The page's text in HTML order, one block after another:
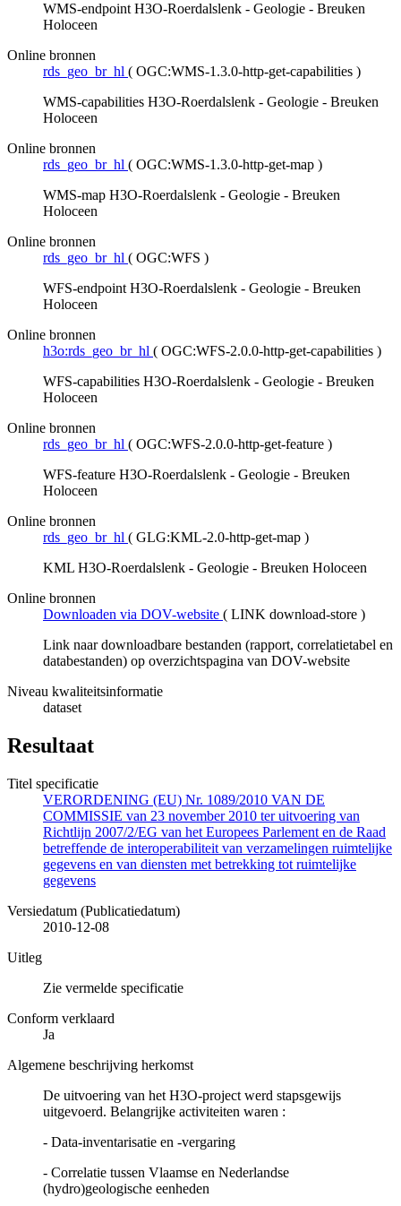
WMS-endpoint H3O-Roerdalslenk - Geologie - Breuken
Holoceen
Online bronnen
rds_geo_br_hl ( OGC:WMS-1.3.0-http-get-capabilities )
WMS-capabilities H3O-Roerdalslenk - Geologie - Breuken
Holoceen
Online bronnen
rds_geo_br_hl ( OGC:WMS-1.3.0-http-get-map )
WMS-map H3O-Roerdalslenk - Geologie - Breuken
Holoceen
Online bronnen
rds_geo_br_hl ( OGC:WFS )
WFS-endpoint H3O-Roerdalslenk - Geologie - Breuken
Holoceen
Online bronnen
h3o:rds_geo_br_hl ( OGC:WFS-2.0.0-http-get-capabilities )
WFS-capabilities H3O-Roerdalslenk - Geologie - Breuken
Holoceen
Online bronnen
rds_geo_br_hl ( OGC:WFS-2.0.0-http-get-feature )
WFS-feature H3O-Roerdalslenk - Geologie - Breuken
Holoceen
Online bronnen
rds_geo_br_hl ( GLG:KML-2.0-http-get-map )
KML H3O-Roerdalslenk - Geologie - Breuken Holoceen
Online bronnen
Downloaden via DOV-website ( LINK download-store )
Link naar downloadbare bestanden (rapport, correlatietabel en
databestanden) op overzichtspagina van DOV-website
Niveau kwaliteitsinformatie
dataset
Resultaat
Titel specificatie
VERORDENING (EU) Nr. 1089/2010 VAN DE
COMMISSIE van 23 november 2010 ter uitvoering van
Richtlijn 2007/2/EG van het Europees Parlement en de Raad
betreffende de interoperabiliteit van verzamelingen ruimtelijke
gegevens en van diensten met betrekking tot ruimtelijke
gegevens
Versiedatum (Publicatiedatum)
2010-12-08
Uitleg
Zie vermelde specificatie
Conform verklaard
Ja
Algemene beschrijving herkomst
De uitvoering van het H3O-project werd stapsgewijs
uitgevoerd. Belangrijke activiteiten waren :
- Data-inventarisatie en -vergaring
- Correlatie tussen Vlaamse en Nederlandse
(hydro)geologische eenheden